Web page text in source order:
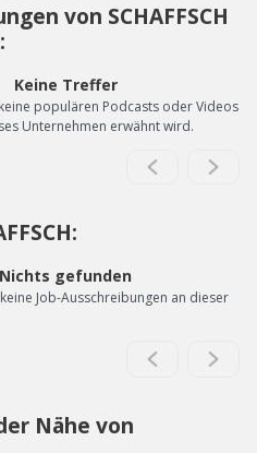
von SCHAFFSCH
Keine Treffer
populären Podcasts oder Videos
Unternehmen erwähnt wird.
Nichts gefunden
Job-Ausschreibungen an dieser
Nähe von